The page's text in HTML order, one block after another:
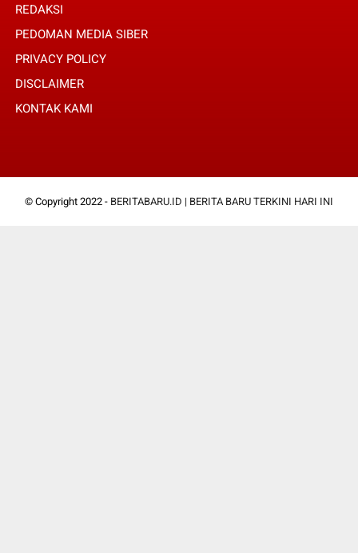
REDAKSI
PEDOMAN MEDIA SIBER
PRIVACY POLICY
DISCLAIMER
KONTAK KAMI
© Copyright 2022 - BERITABARU.ID | BERITA BARU TERKINI HARI INI